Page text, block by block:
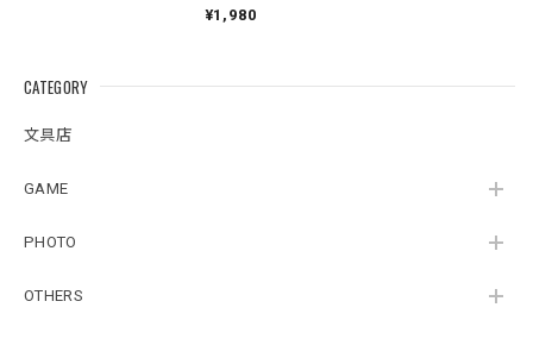
CATEGORY
文具店
GAME
PHOTO
OTHERS
¥1,980